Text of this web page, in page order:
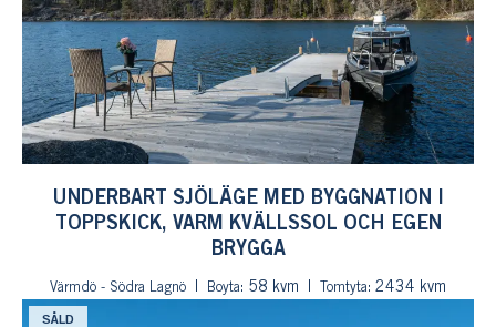
UNDERBART SJÖLÄGE MED BYGGNATION I
TOPPSKICK, VARM KVÄLLSSOL OCH EGEN
BRYGGA
Värmdö - Södra Lagnö Boyta: 58 kvm Tomtyta: 2434 kvm
SÅLD